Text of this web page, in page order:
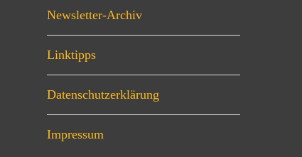
Newsletter-Archiv
Linktipps
Datenschutzerklärung
Impressum